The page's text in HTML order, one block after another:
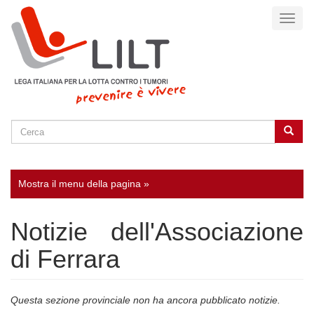
contenuto
principale
SEARCH Cerca
Mostra il menu della pagina »
Notizie dell'Associazione
di Ferrara
Questa sezione provinciale non ha ancora pubblicato notizie.